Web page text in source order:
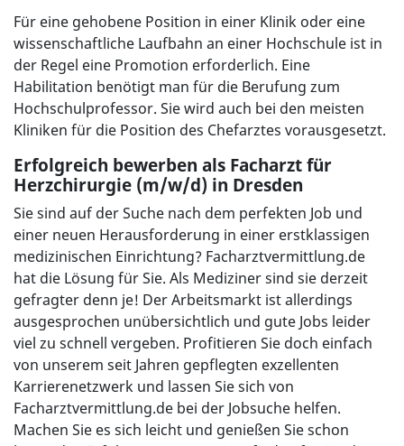
Für eine gehobene Position in einer Klinik oder eine
wissenschaftliche Laufbahn an einer Hochschule ist in
der Regel eine Promotion erforderlich. Eine
Habilitation benötigt man für die Berufung zum
Hochschulprofessor. Sie wird auch bei den meisten
Kliniken für die Position des Chefarztes vorausgesetzt.
Erfolgreich bewerben als Facharzt für
Herzchirurgie (m/w/d) in Dresden
Sie sind auf der Suche nach dem perfekten Job und
einer neuen Herausforderung in einer erstklassigen
medizinischen Einrichtung? Facharztvermittlung.de
hat die Lösung für Sie. Als Mediziner sind sie derzeit
gefragter denn je! Der Arbeitsmarkt ist allerdings
ausgesprochen unübersichtlich und gute Jobs leider
viel zu schnell vergeben. Profitieren Sie doch einfach
von unserem seit Jahren gepflegten exzellenten
Karrierenetzwerk und lassen Sie sich von
Facharztvermittlung.de bei der Jobsuche helfen.
Machen Sie es sich leicht und genießen Sie schon